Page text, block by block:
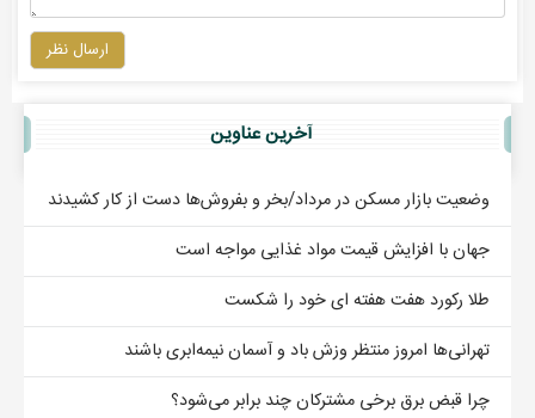
ارسال نظر
آخرين عناوين
وضعیت بازار مسکن در مرداد/بخر و بفروش‌ها دست از کار کشیدند
جهان با افزایش قیمت مواد غذایی مواجه است
طلا رکورد هفت هفته ای خود را شکست
تهرانی‌ها امروز منتظر وزش باد و آسمان نیمه‌ابری باشند
چرا قبض برق برخی مشترکان چند برابر می‌شود؟